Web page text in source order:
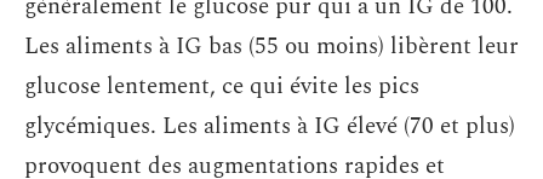
Les aliments à IG bas (55 ou moins) libèrent leur
glucose lentement, ce qui évite les pics
glycémiques. Les aliments à IG élevé (70 et plus)
provoquent des augmentations rapides et